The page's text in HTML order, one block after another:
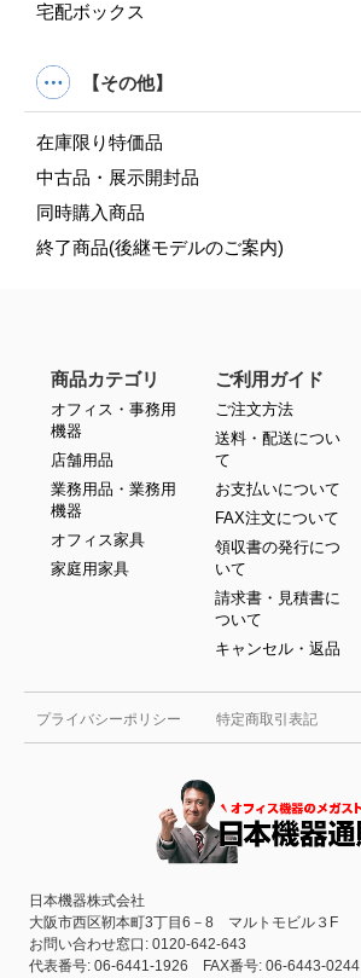
宅配ボックス
【その他】
在庫限り特価品
中古品・展示開封品
同時購入商品
終了商品(後継モデルのご案内)
プライバシーポリシー 特定商取引表記
日本機器株式会社
大阪市西区靭本町3丁目6－8 マルトモビル３F
お問い合わせ窓口: 0120-642-643
代表番号: 06-6441-1926 FAX番号: 06-6443-0244
商品カテゴリ
オフィス・事務用
機器
店舗用品
業務用品・業務用
機器
オフィス家具
家庭用家具
ご利用ガイド
ご注文方法
送料・配送につい
て
お支払いについて
FAX注文について
領収書の発行につ
いて
請求書・見積書に
ついて
キャンセル・返品